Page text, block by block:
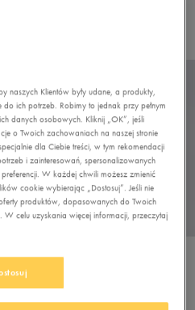
33,19 zł- najniższa cena
naszych Klientów były udane, a produkty,
ich potrzeb. Robimy to jednak przy pełnym
danych osobowych. Kliknij „OK”, jeśli
o Twoich zachowaniach na naszej stronie
dla Ciebie treści, w tym rekomendacji
i zainteresowań, spersonalizowanych
W każdej chwili możesz zmienić
cookie wybierając „Dostosuj”. Jeśli nie
produktów, dopasowanych do Twoich
W celu uzyskania więcej informacji, przeczytaj